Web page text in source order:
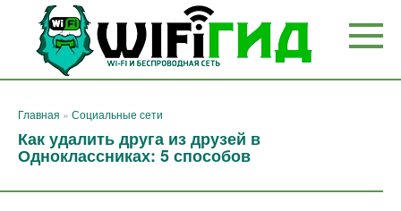
Перейти
контенту
Главная » Социальные сети
Как удалить друга из друзей в
Одноклассниках: 5 способов